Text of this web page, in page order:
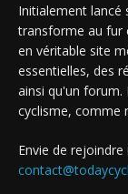
Initialement lancé
transforme au fur
en véritable site
essentielles, des
ainsi qu'un forum.
cyclisme, comme
Envie de